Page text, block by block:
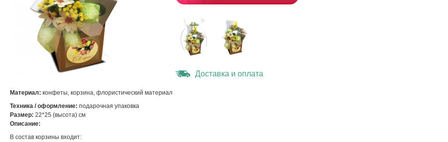
Доставка и оплата
Материал: конфеты, корзина, флористический материал
Техника / оформление: подарочная упаковка
Размер: 22*25 (высота) см
Описание:
В состав корзины входит: